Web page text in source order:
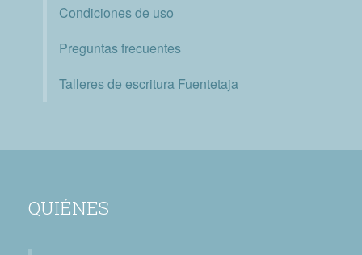
Condiciones de uso
Preguntas frecuentes
Talleres de escritura Fuentetaja
QUIÉNES